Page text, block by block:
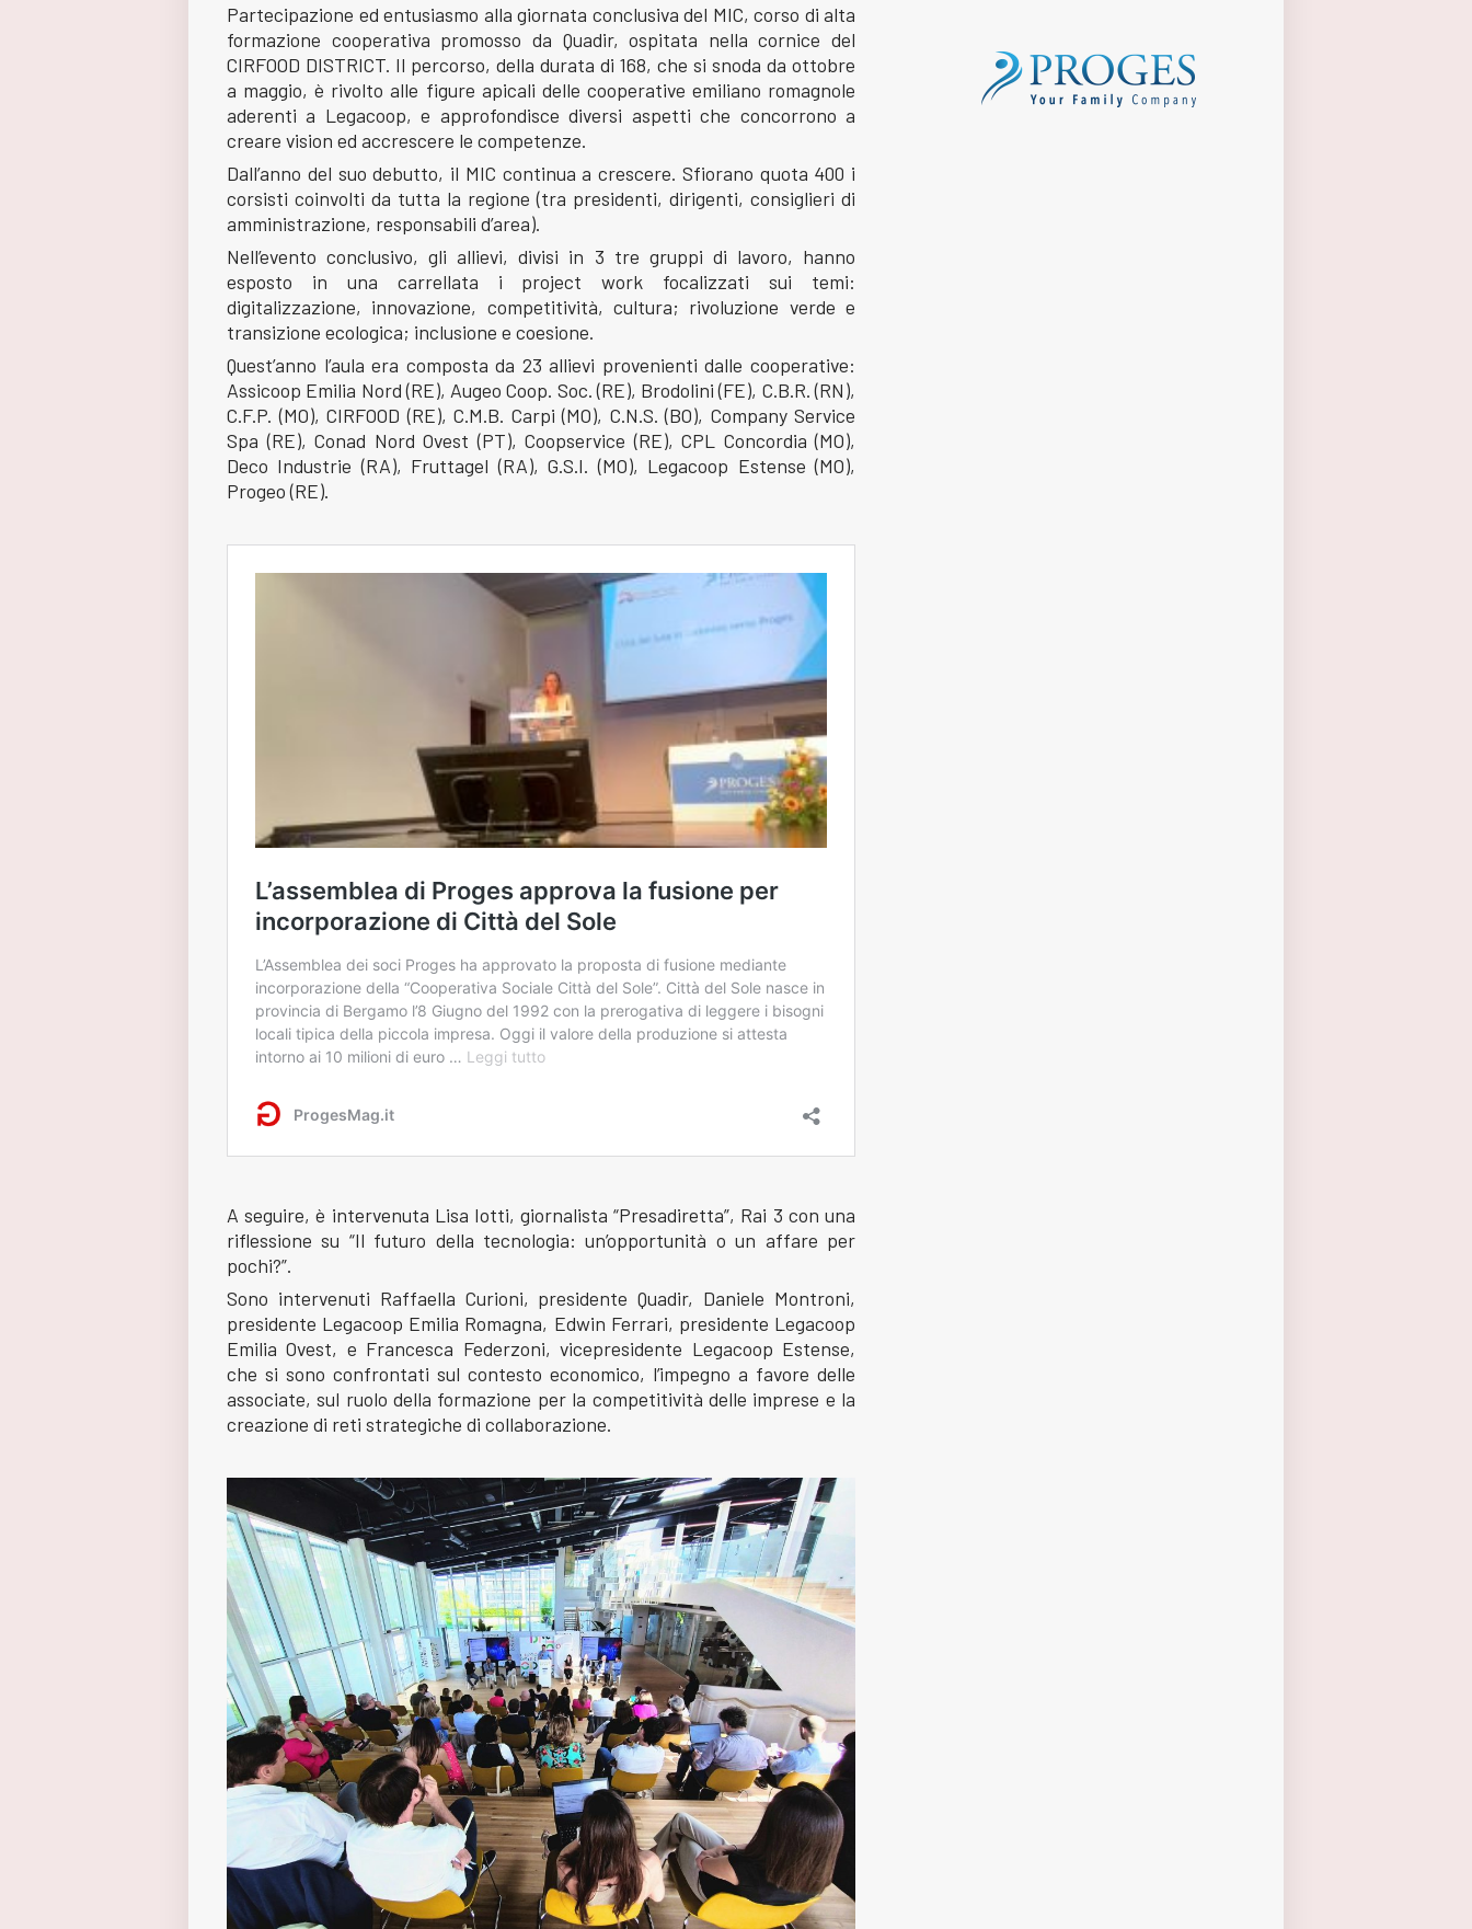
Partecipazione ed entusiasmo alla giornata conclusiva del MIC, corso di alta
formazione cooperativa promosso da Quadir, ospitata nella cornice del
CIRFOOD DISTRICT. Il percorso, della durata di 168, che si snoda da ottobre
a maggio, è rivolto alle figure apicali delle cooperative emiliano romagnole
aderenti a Legacoop, e approfondisce diversi aspetti che concorrono a
creare vision ed accrescere le competenze.
Dall’anno del suo debutto, il MIC continua a crescere. Sfiorano quota 400 i
corsisti coinvolti da tutta la regione (tra presidenti, dirigenti, consiglieri di
amministrazione, responsabili d’area).
Nell’evento conclusivo, gli allievi, divisi in 3 tre gruppi di lavoro, hanno
esposto in una carrellata i project work focalizzati sui temi:
digitalizzazione, innovazione, competitività, cultura; rivoluzione verde e
transizione ecologica; inclusione e coesione.
Quest’anno l’aula era composta da 23 allievi provenienti dalle cooperative:
Assicoop Emilia Nord (RE), Augeo Coop. Soc. (RE), Brodolini (FE), C.B.R. (RN),
C.F.P. (MO), CIRFOOD (RE), C.M.B. Carpi (MO), C.N.S. (BO), Company Service
Spa (RE), Conad Nord Ovest (PT), Coopservice (RE), CPL Concordia (MO),
Deco Industrie (RA), Fruttagel (RA), G.S.I. (MO), Legacoop Estense (MO),
Progeo (RE).
A seguire, è intervenuta Lisa Iotti, giornalista “Presadiretta”, Rai 3 con una
riflessione su “Il futuro della tecnologia: un’opportunità o un affare per
pochi?”.
Sono intervenuti Raffaella Curioni, presidente Quadir, Daniele Montroni,
presidente Legacoop Emilia Romagna, Edwin Ferrari, presidente Legacoop
Emilia Ovest, e Francesca Federzoni, vicepresidente Legacoop Estense,
che si sono confrontati sul contesto economico, l’impegno a favore delle
associate, sul ruolo della formazione per la competitività delle imprese e la
creazione di reti strategiche di collaborazione.